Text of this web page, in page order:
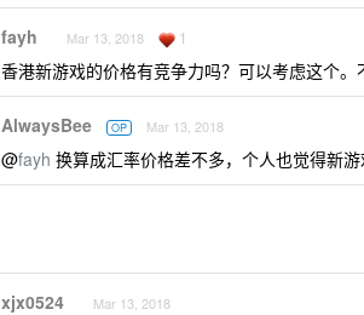
fayh Mar 13, 2018 1
香港新游戏的价格有竞争力吗？可以考虑这个
AlwaysBee OP Mar 13, 2018
@fayh 换算成汇率价格差不多，个人也觉得新
xjx0524 Mar 13, 2018